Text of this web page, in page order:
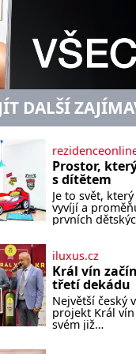
DALŠÍ
Prostor,
s dítětem
Je to svět, který
vyvíjí a
prvních
navržený pokoj
podporuje
kreativitu,
i odpočinek a
na každou
života a
potřeby dítěte.
iluxus.cz
Král vín
třetí dekádu
Největší český
projekt Král vín
svém již